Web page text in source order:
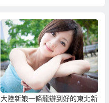
大陸新娘一條龍辦到好的東北新